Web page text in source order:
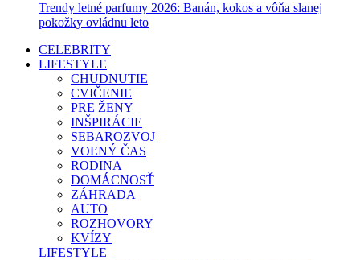
Trendy letné parfumy 2026: Banán, kokos a vôňa slanej
pokožky ovládnu leto
CELEBRITY
LIFESTYLE
CHUDNUTIE
CVIČENIE
PRE ŽENY
INŠPIRÁCIE
SEBAROZVOJ
VOĽNÝ ČAS
RODINA
DOMÁCNOSŤ
ZÁHRADA
AUTO
ROZHOVORY
KVÍZY
LIFESTYLE